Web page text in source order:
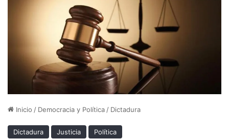
Inicio / Democracia y Política / Dictadura
Dictadura Justicia Política